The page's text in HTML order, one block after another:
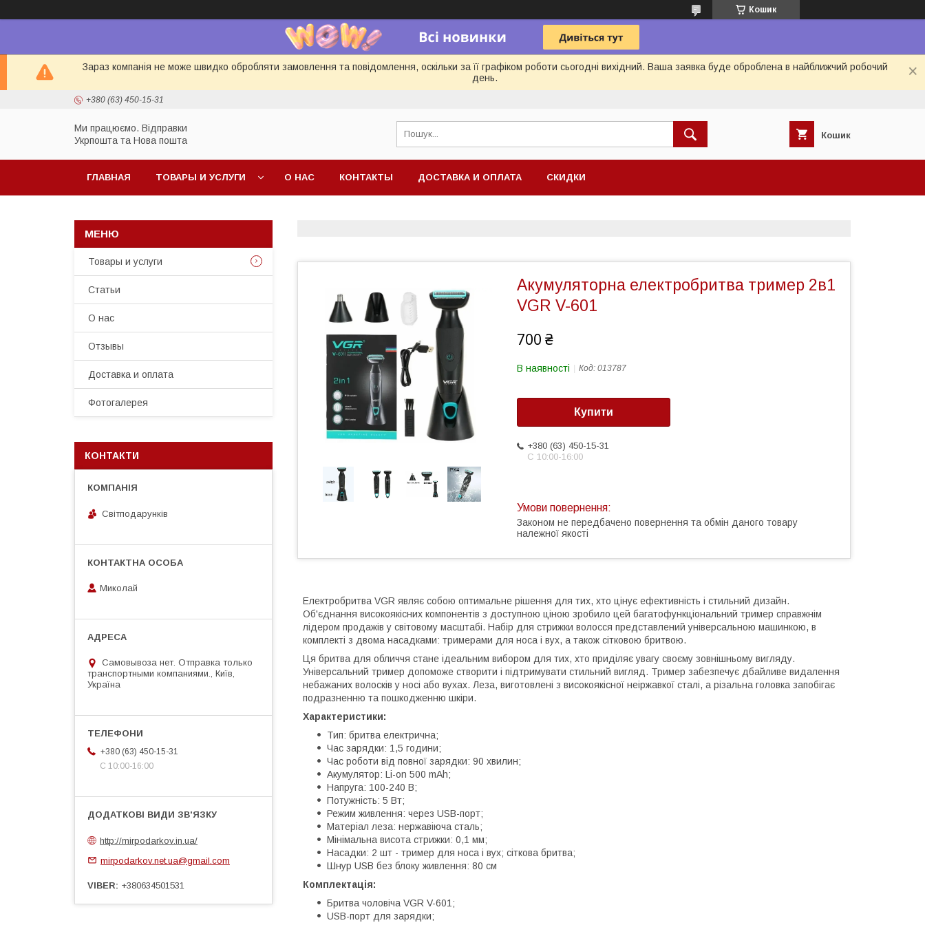
Кошик
Зараз компанія не може швидко обробляти замовлення та повідомлення, оскільки за її графіком роботи сьогодні вихідний. Ваша заявка буде оброблена в найближчий робочий
день.
+380 (63) 450-15-31
Ми працюємо. Відправки
Укрпошта та Нова пошта
Кошик
ГЛАВНАЯ ТОВАРЫ И УСЛУГИ О НАС КОНТАКТЫ ДОСТАВКА И ОПЛАТА СКИДКИ
Акумуляторна електробритва тример 2в1
VGR V-601
700 ₴
В наявності Код: 013787
Купити
+380 (63) 450-15-31
С 10:00-16:00
Законом не передбачено повернення та обмін даного товару
належної якості
Електробритва VGR являє собою оптимальне рішення для тих, хто цінує ефективність і стильний дизайн.
Об'єднання високоякісних компонентів з доступною ціною зробило цей багатофункціональний тример справжнім
лідером продажів у світовому масштабі. Набір для стрижки волосся представлений універсальною машинкою, в
комплекті з двома насадками: тримерами для носа і вух, а також сітковою бритвою.
Ця бритва для обличчя стане ідеальним вибором для тих, хто приділяє увагу своєму зовнішньому вигляду.
Універсальний тример допоможе створити і підтримувати стильний вигляд. Тример забезпечує дбайливе видалення
небажаних волосків у носі або вухах. Леза, виготовлені з високоякісної неіржавкої сталі, а різальна головка запобігає
подразненню та пошкодженню шкіри.
Характеристики:
Тип: бритва електрична;
Час зарядки: 1,5 години;
Час роботи від повної зарядки: 90 хвилин;
Акумулятор: Li-on 500 mAh;
Напруга: 100-240 В;
Потужність: 5 Вт;
Режим живлення: через USB-порт;
Матеріал леза: нержавіюча сталь;
Мінімальна висота стрижки: 0,1 мм;
Насадки: 2 шт - тример для носа і вух; сіткова бритва;
Шнур USB без блоку живлення: 80 см
Комплектація:
Бритва чоловіча VGR V-601;
USB-порт для зарядки;
Товары и услуги
Статьи
О нас
Отзывы
Доставка и оплата
Фотогалерея
КОНТАКТИ
Світподарунків
Миколай
Самовывоза нет. Отправка только
транспортными компаниями., Київ,
Україна
+380 (63) 450-15-31
С 10:00-16:00
http://mirpodarkov.in.ua/
mirpodarkov.net.ua@gmail.com
VIBER +380634501531